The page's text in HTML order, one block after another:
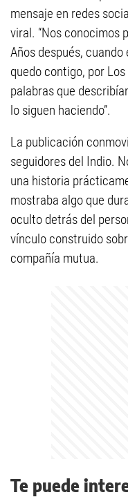
mensaje en redes
viral. “Nos conocimos
Años después,
quedo contigo, por
palabras que
lo siguen haciendo”.
La publicación
seguidores del Indio.
una historia
mostraba algo que
oculto detrás del
vínculo construido
compañía mutua.
Te puede